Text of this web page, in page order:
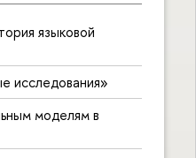
языковой
исследования»
моделям в